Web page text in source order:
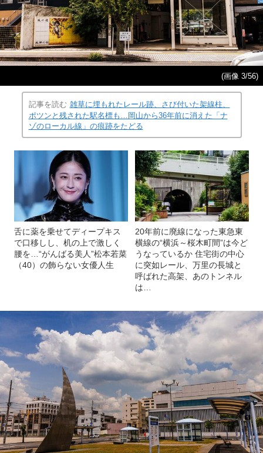
(画像 3/56)
記事を読む 雑草に埋もれたレール跡、さび付いた架線柱、
ポツンと残された駅名標も…岡山から36年前に消えた「ナ
ゾのローカル線」の痕跡をたどる
舌に薬を乗せてディープキス
で口移しし、机の上で激しく
腰を…“がんばる美人”松本若菜
（40）の飾らない女優人生
20年前に廃線になった東急東
横線の“横浜～桜木町間”は今ど
うなっているか 住宅街の中心
に突如レール、万里の長城と
呼ばれた高架、あのトンネル
は…